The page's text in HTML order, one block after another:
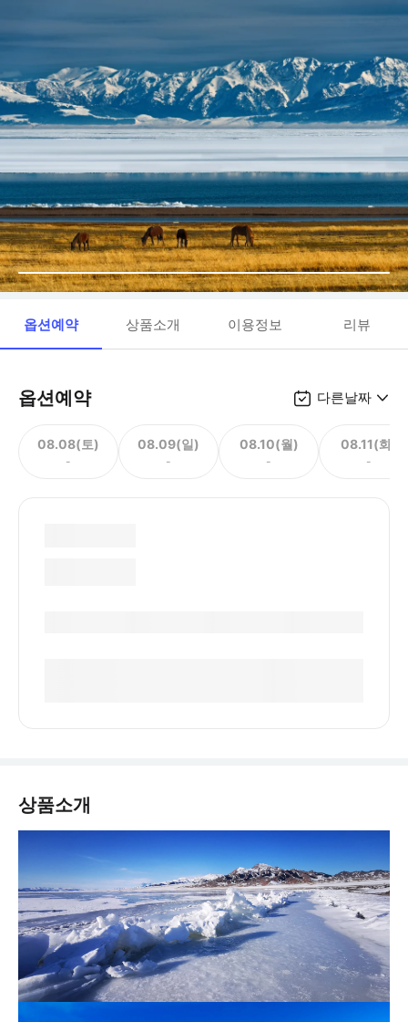
옵션예약 상품소개 이용정보 리뷰
옵션예약 다른날짜
08.08(토)
-
08.09(일)
-
08.10(월)
-
08.11(화)
-
상품소개